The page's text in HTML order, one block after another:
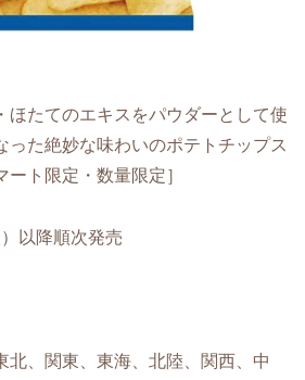
ほたてのエキスをパウダーとして使
った絶妙な味わいのポテトチップス
ト限定・数量限定］
以降順次発売
北、関東、東海、北陸、関西、中